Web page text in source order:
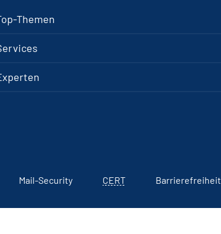
Themen
Mail-Security CERT Barrierefreiheit